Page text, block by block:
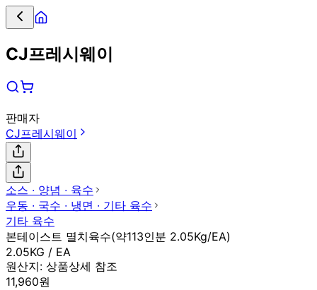
CJ프레시웨이
판매자
CJ프레시웨이
소스 ∙ 양념 ∙ 육수
우동 ∙ 국수 ∙ 냉면 ∙ 기타 육수
기타 육수
본테이스트 멸치육수(약113인분 2.05Kg/EA)
2.05KG / EA
원산지: 상품상세 참조
11,960원